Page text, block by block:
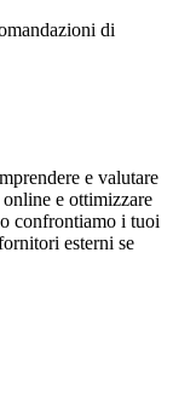
di
e valutare
e ottimizzare
confrontiamo i tuoi
esterni se